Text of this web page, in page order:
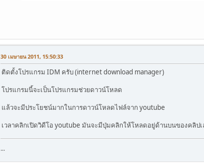
30 เมษายน 2011, 15:50:33
ติดตั้งโปรแกรม IDM ครับ (internet download manager)
โปรแกรมนี้จะเป็นโปรแกรมช่วยดาวน์โหลด
แล้วจะมีประโยชน์มากในการดาวน์โหลดไฟล์จาก youtube
เวลาคลิกเปิดวิดีโอ youtube มันจะมีปุ่มคลิกให้โหลดอยู่ด้านบนของคลิป
...